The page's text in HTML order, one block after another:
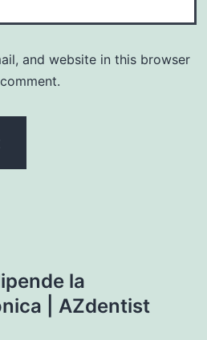
and website in this browser
la
| AZdentist